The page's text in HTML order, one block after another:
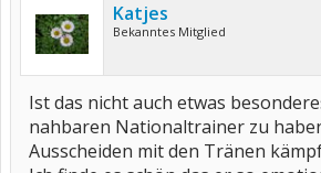
Katjes
Bekanntes Mitglied
Ist das nicht auch etwas
nahbaren Nationaltrainer zu
Ausscheiden mit den Tränen